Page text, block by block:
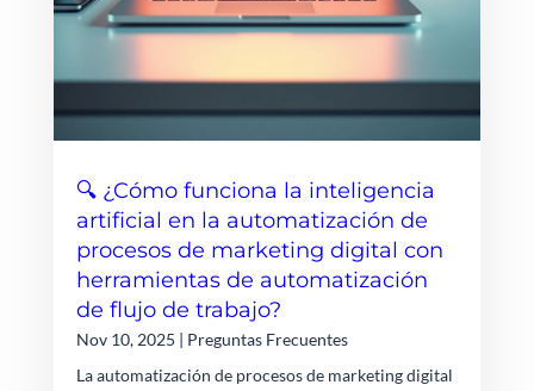
🔍 ¿Cómo funciona la inteligencia
artificial en la automatización de
procesos de marketing digital con
herramientas de automatización
de flujo de trabajo?
Nov 10, 2025 | Preguntas Frecuentes
La automatización de procesos de marketing digital